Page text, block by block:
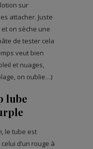
sur
attacher. Juste
on sèche une
de tester cela
veut bien
et nuages,
on oublie…)
lube
le tube est
d’un rouge à